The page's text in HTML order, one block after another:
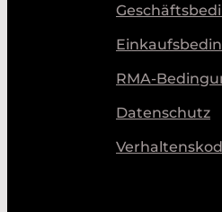
RMA-
Datenschutz